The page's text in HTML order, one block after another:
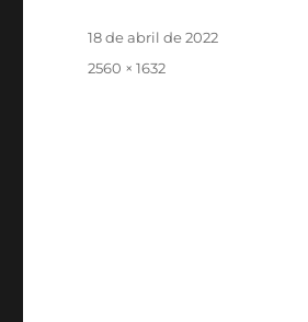
Publicado
18 de abril de 2022
Tamaño
2560 × 1632